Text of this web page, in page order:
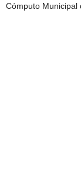
Cómputo Municipal